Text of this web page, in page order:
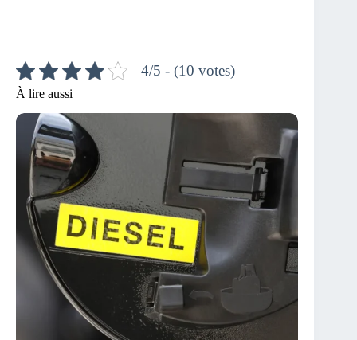
4/5 - (10 votes)
À lire aussi